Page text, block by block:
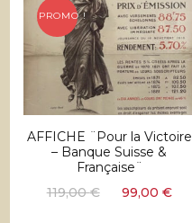
PROMO !
AFFICHE ¨Pour la Victoire
– Banque Suisse &
Française¨
119,00€
Le
99,00 €